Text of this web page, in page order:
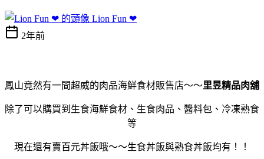
Lion Fun ❤
2年前
鳳山竟然有一間超威的肉品海鮮食材販售店～～里昱精品肉舖
除了可以購買到生食海鮮食材、生食肉品、醬料包、冷凍熟食
等
現在還有賣百元丼飯哦～～生食丼飯與熟食丼飯均有！！